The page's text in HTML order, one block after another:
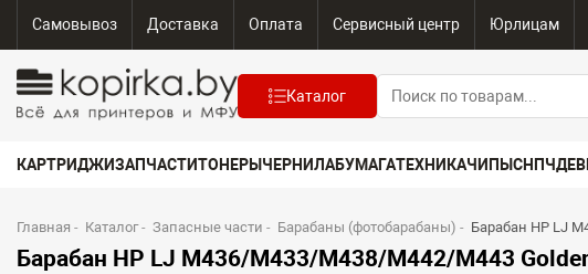
Самовывоз Доставка Оплата Сервисный центр Юрлицам
Каталог
КАРТРИДЖИЗАПЧАСТИТОНЕРЫ ЧЕРНИЛАБУМАГАТЕХНИКАЧИПЫСНПЧ
Главная - Каталог - Запасные части - Барабаны (фотобарабаны) - Барабан HP LJ
Барабан HP LJ M436/M433/M438/M442/M443